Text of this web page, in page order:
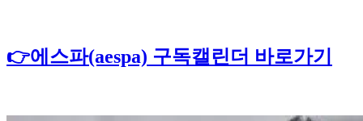
👉에스파(aespa) 구독캘린더 바로가기